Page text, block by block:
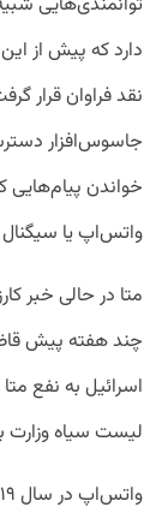
دارد که پیش از
جاسوس‌افزار
خواندن پیام‌هایی
واتس‌اپ یا
متا در حالی خبر
لیست سیاه وزارت